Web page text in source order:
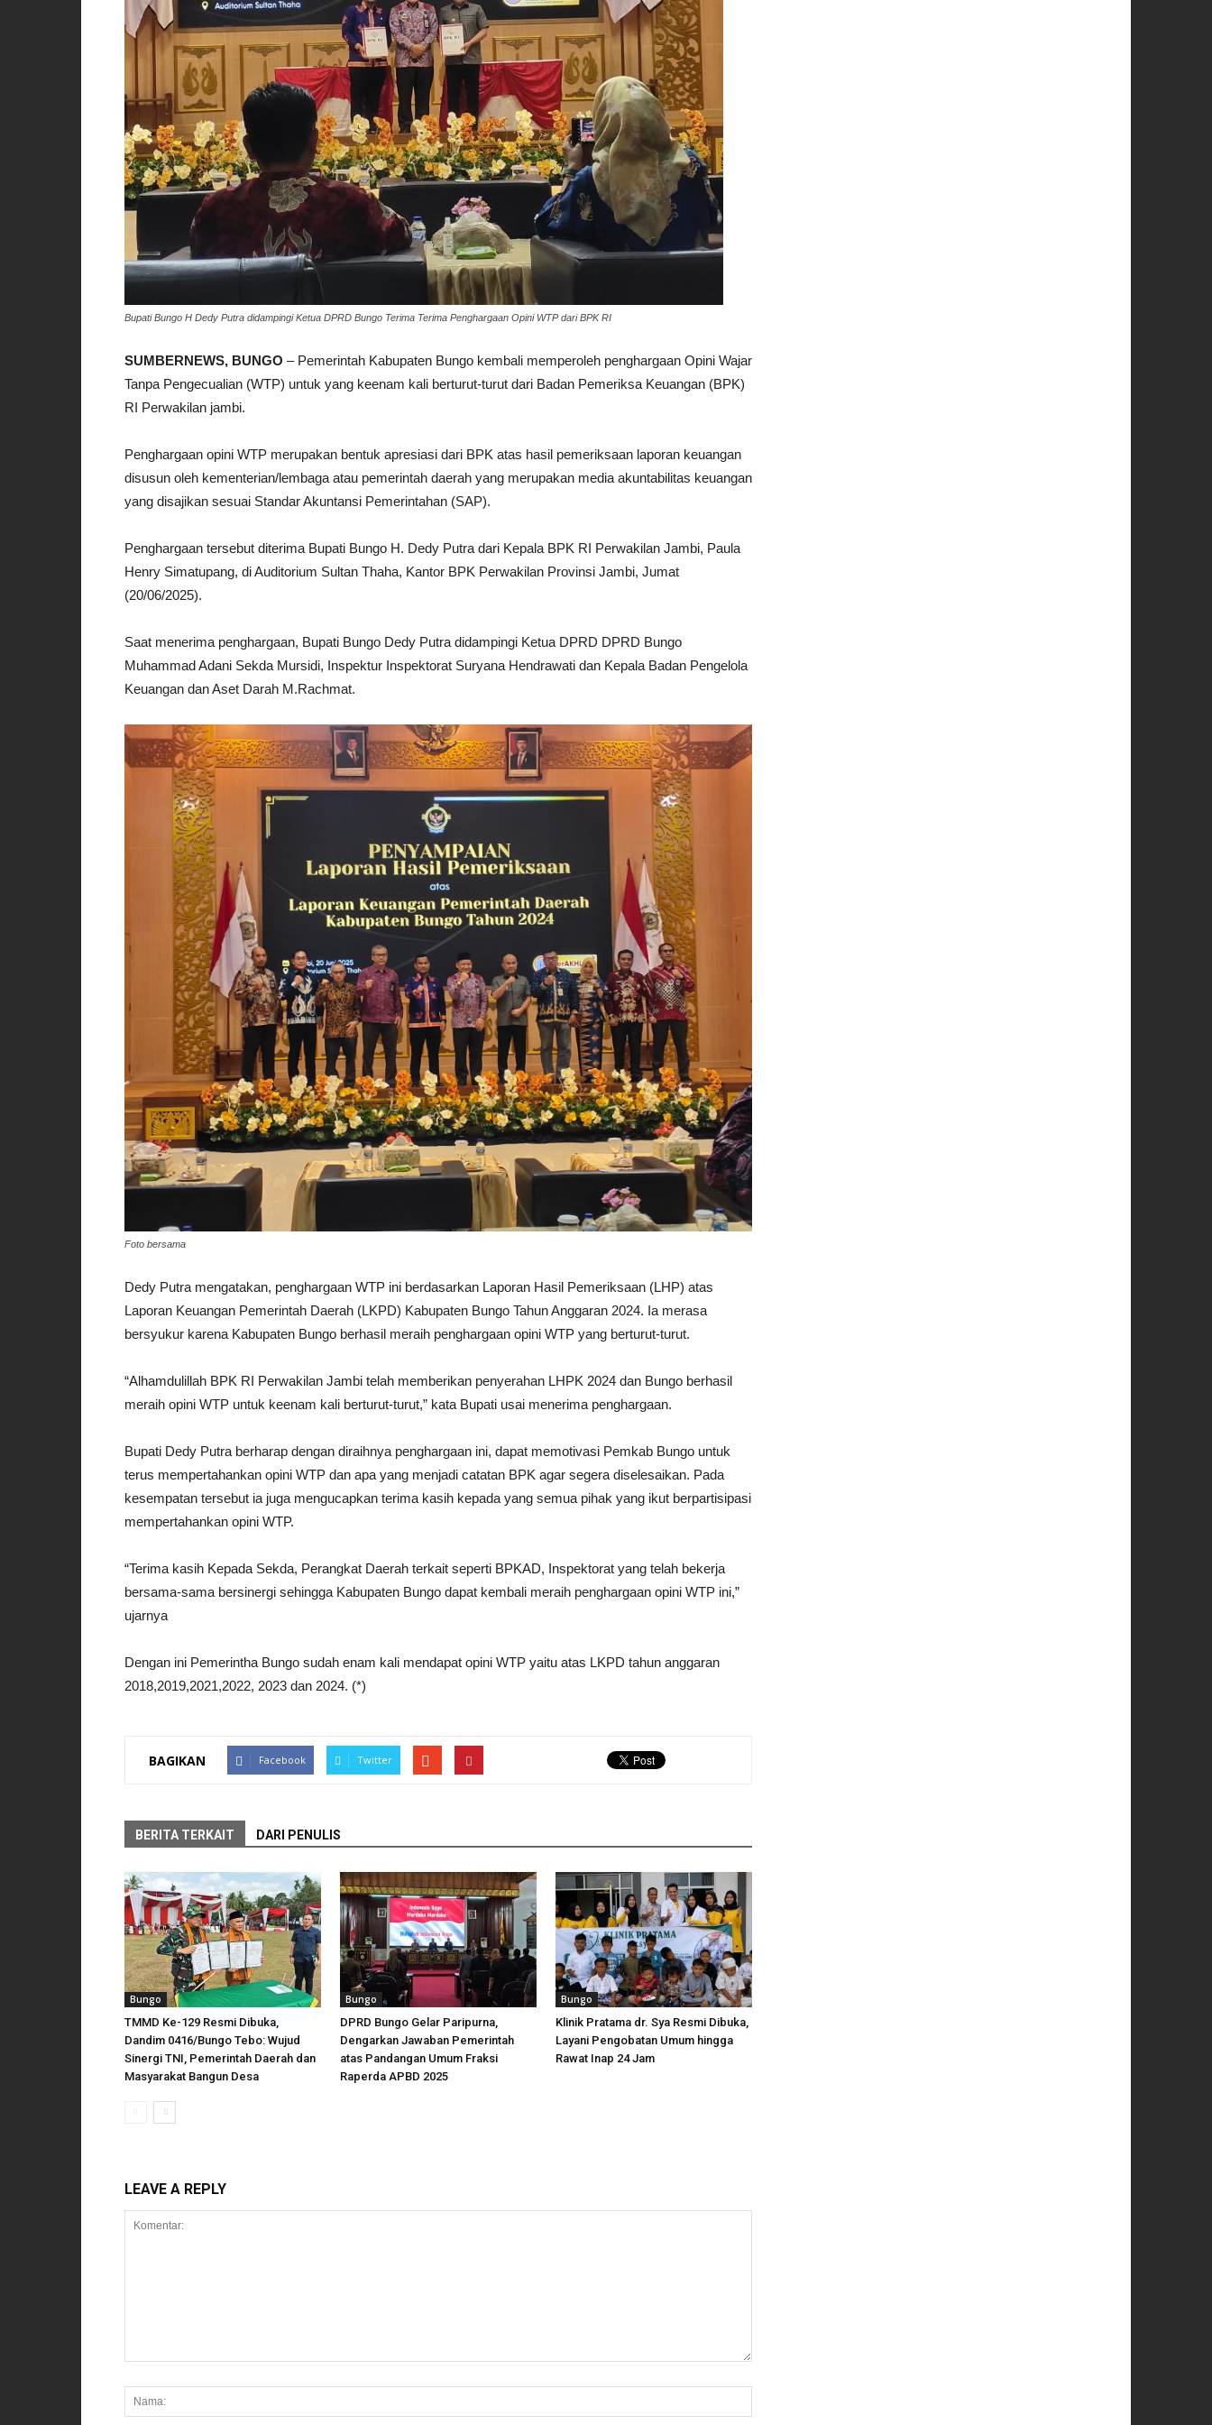
Bupati Bungo H Dedy Putra didampingi Ketua DPRD Bungo Terima Terima Penghargaan Opini WTP dari BPK RI
SUMBERNEWS, BUNGO – Pemerintah Kabupaten Bungo kembali memperoleh penghargaan Opini Wajar
Tanpa Pengecualian (WTP) untuk yang keenam kali berturut-turut dari Badan Pemeriksa Keuangan (BPK)
RI Perwakilan jambi.
Penghargaan opini WTP merupakan bentuk apresiasi dari BPK atas hasil pemeriksaan laporan keuangan
disusun oleh kementerian/lembaga atau pemerintah daerah yang merupakan media akuntabilitas keuangan
yang disajikan sesuai Standar Akuntansi Pemerintahan (SAP).
Penghargaan tersebut diterima Bupati Bungo H. Dedy Putra dari Kepala BPK RI Perwakilan Jambi, Paula
Henry Simatupang, di Auditorium Sultan Thaha, Kantor BPK Perwakilan Provinsi Jambi, Jumat
(20/06/2025).
Saat menerima penghargaan, Bupati Bungo Dedy Putra didampingi Ketua DPRD DPRD Bungo
Muhammad Adani Sekda Mursidi, Inspektur Inspektorat Suryana Hendrawati dan Kepala Badan Pengelola
Keuangan dan Aset Darah M.Rachmat.
Foto bersama
Dedy Putra mengatakan, penghargaan WTP ini berdasarkan Laporan Hasil Pemeriksaan (LHP) atas
Laporan Keuangan Pemerintah Daerah (LKPD) Kabupaten Bungo Tahun Anggaran 2024. Ia merasa
bersyukur karena Kabupaten Bungo berhasil meraih penghargaan opini WTP yang berturut-turut.
“Alhamdulillah BPK RI Perwakilan Jambi telah memberikan penyerahan LHPK 2024 dan Bungo berhasil
meraih opini WTP untuk keenam kali berturut-turut,” kata Bupati usai menerima penghargaan.
Bupati Dedy Putra berharap dengan diraihnya penghargaan ini, dapat memotivasi Pemkab Bungo untuk
terus mempertahankan opini WTP dan apa yang menjadi catatan BPK agar segera diselesaikan. Pada
kesempatan tersebut ia juga mengucapkan terima kasih kepada yang semua pihak yang ikut berpartisipasi
mempertahankan opini WTP.
“Terima kasih Kepada Sekda, Perangkat Daerah terkait seperti BPKAD, Inspektorat yang telah bekerja
bersama-sama bersinergi sehingga Kabupaten Bungo dapat kembali meraih penghargaan opini WTP ini,”
ujarnya
Dengan ini Pemerintha Bungo sudah enam kali mendapat opini WTP yaitu atas LKPD tahun anggaran
2018,2019,2021,2022, 2023 dan 2024. (*)
BAGIKAN Facebook Twitter
BERITA TERKAIT DARI PENULIS
Bungo
TMMD Ke-129 Resmi Dibuka,
Dandim 0416/Bungo Tebo: Wujud
Sinergi TNI, Pemerintah Daerah dan
Masyarakat Bangun Desa
Bungo
DPRD Bungo Gelar Paripurna,
Dengarkan Jawaban Pemerintah
atas Pandangan Umum Fraksi
Raperda APBD 2025
Bungo
Klinik Pratama dr. Sya Resmi Dibuka,
Layani Pengobatan Umum hingga
Rawat Inap 24 Jam
LEAVE A REPLY